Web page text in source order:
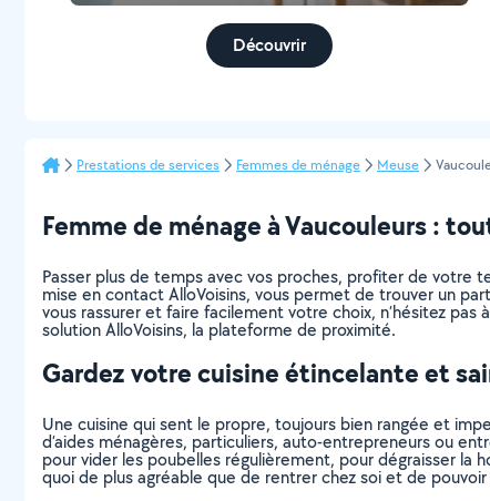
Découvrir
Prestations de services Femmes de ménage Meuse
Femme de ménage à Vaucouleurs :
Passer plus de temps avec vos proches, profiter de votre
mise en contact AlloVoisins, vous permet de trouver un
vous rassurer et faire facilement votre choix, n’hésitez
solution AlloVoisins, la plateforme de proximité.
Gardez votre cuisine étincelante et
Une cuisine qui sent le propre, toujours bien rangée et
d’aides ménagères, particuliers, auto-entrepreneurs ou
pour vider les poubelles régulièrement, pour dégraisser la
quoi de plus agréable que de rentrer chez soi et de